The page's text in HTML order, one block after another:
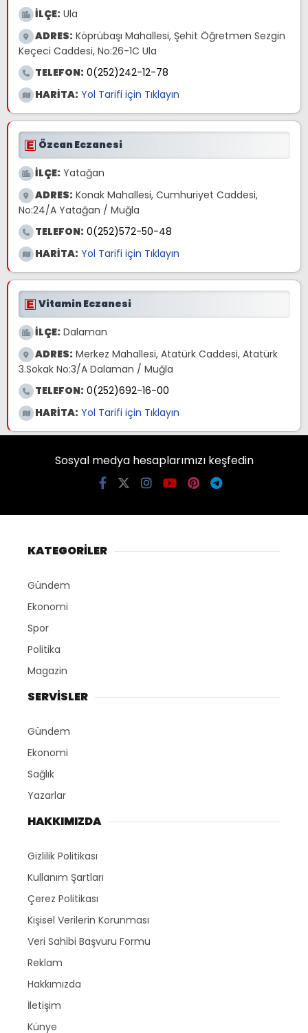
İLÇE: Ula
ADRES: Köprübaşı Mahallesi, Şehit Öğretmen Sezgin
Keçeci Caddesi, No:26-1C Ula
TELEFON: 0(252)242-12-78
HARİTA: Yol Tarifi için Tıklayın
Özcan Eczanesi
İLÇE: Yatağan
ADRES: Konak Mahallesi, Cumhuriyet Caddesi,
No:24/A Yatağan / Muğla
TELEFON: 0(252)572-50-48
HARİTA: Yol Tarifi için Tıklayın
Vitamin Eczanesi
İLÇE: Dalaman
ADRES: Merkez Mahallesi, Atatürk Caddesi, Atatürk
3.Sokak No:3/A Dalaman / Muğla
TELEFON: 0(252)692-16-00
HARİTA: Yol Tarifi için Tıklayın
Sosyal medya hesaplarımızı keşfedin
KATEGORİLER
Gündem
Ekonomi
Spor
Politika
Magazin
SERVİSLER
Gündem
Ekonomi
Sağlık
Yazarlar
HAKKIMIZDA
Gizlilik Politikası
Kullanım Şartları
Çerez Politikası
Kişisel Verilerin Korunması
Veri Sahibi Başvuru Formu
Reklam
Hakkımızda
İletişim
Künye